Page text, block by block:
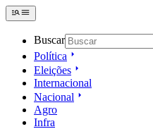
Buscar
Política
Eleições
Internacional
Nacional
Agro
Infra